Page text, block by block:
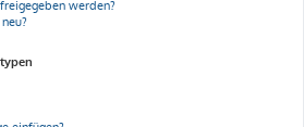
werden?